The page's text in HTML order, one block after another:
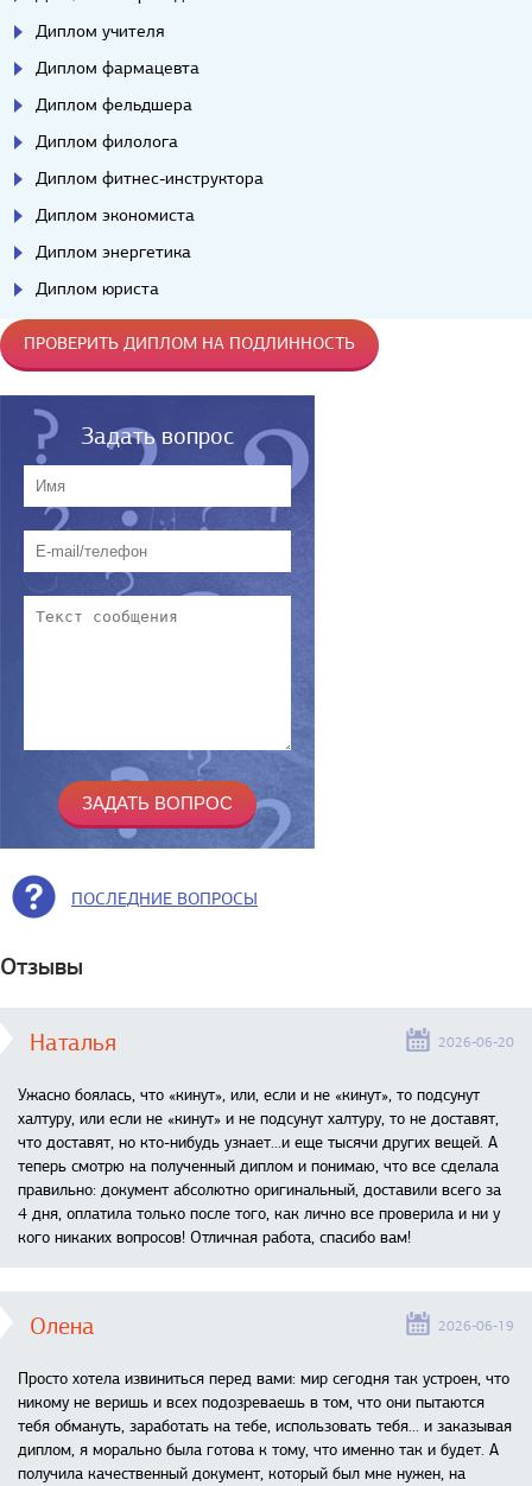
Диплом учителя
Диплом фармацевта
Диплом фельдшера
Диплом филолога
Диплом фитнес-инструктора
Диплом экономиста
Диплом энергетика
Диплом юриста
ПРОВЕРИТЬ ДИПЛОМ НА ПОДЛИННОСТЬ
Задать вопрос
ПОСЛЕДНИЕ ВОПРОСЫ
Отзывы
Наталья 2026-06-20
Ужасно боялась, что «кинут», или, если и не «кинут», то подсунут
халтуру, или если не «кинут» и не подсунут халтуру, то не доставят,
что доставят, но кто-нибудь узнает...и еще тысячи других вещей. А
теперь смотрю на полученный диплом и понимаю, что все сделала
правильно: документ абсолютно оригинальный, доставили всего за
4 дня, оплатила только после того, как лично все проверила и ни у
кого никаких вопросов! Отличная работа, спасибо вам!
Олена 2026-06-19
Просто хотела извиниться перед вами: мир сегодня так устроен, что
никому не веришь и всех подозреваешь в том, что они пытаются
тебя обмануть, заработать на тебе, использовать тебя... и заказывая
диплом, я морально была готова к тому, что именно так и будет. А
получила качественный документ, который был мне нужен, на